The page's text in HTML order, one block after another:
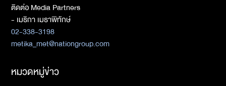
ติดต่อ Media Partners
- เมธิกา เมธาพิทักษ์
02-338-3198
metika_met@nationgroup.com
หมวดหมู่ข่าว